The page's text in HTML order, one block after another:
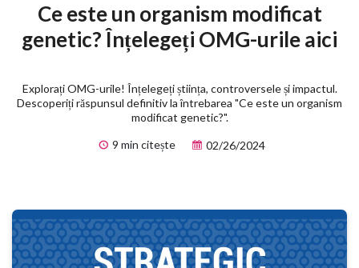
Ce este un organism modificat
genetic? Înțelegeți OMG-urile aici
Explorați OMG-urile! Înțelegeți știința, controversele și impactul.
Descoperiți răspunsul definitiv la întrebarea "Ce este un organism
modificat genetic?".
9 min citește
02/26/2024